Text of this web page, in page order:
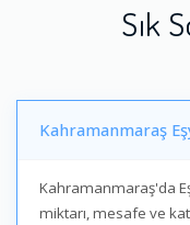
Sık
Kahramanmaraş
Kahramanmaraş'da
miktarı, mesafe ve